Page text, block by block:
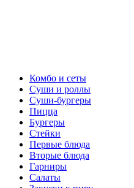
Комбо и сеты
Суши и роллы
Суши-бургеры
Пицца
Бургеры
Стейки
Первые блюда
Вторые блюда
Гарниры
Салаты